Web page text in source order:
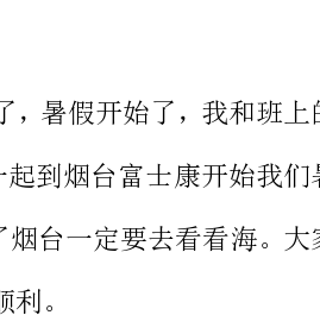
士康还在招人。于是，我们看海的愿望，变成了看山。
了郑州的时候，中介却又变卦说烟台那边招工已经满员，但山西太原富